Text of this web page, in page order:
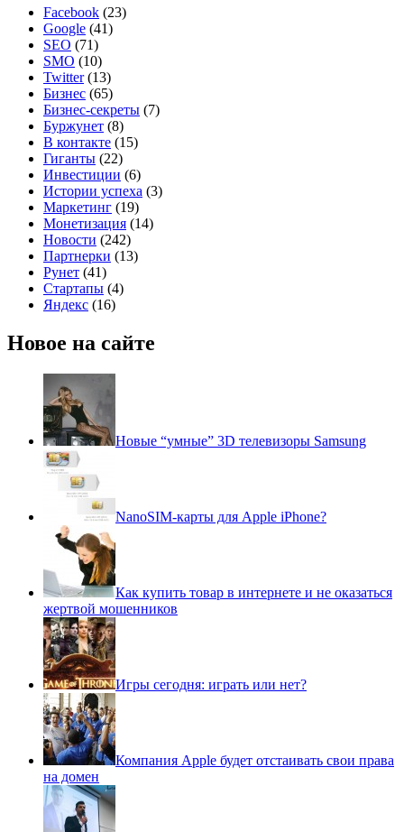
Facebook (23)
Google (41)
SEO (71)
SMO (10)
Twitter(13)
Бизнес (65)
Бизнес-секреты (7)
Буржунет (8)
В контакте (15)
Гиганты (22)
Инвестиции (6)
Истории успеха (3)
Маркетинг (19)
Монетизация (14)
Новости (242)
Партнерки (13)
Рунет (41)
Стартапы (4)
Яндекс (16)
Новое на сайте
Новые “умные” 3D телевизоры Samsung
NanoSIM-карты для Apple iPhone?
Как купить товар в интернете и не оказаться
жертвой мошенников
Игры сегодня: играть или нет?
Компания Apple будет отстаивать свои права
на домен